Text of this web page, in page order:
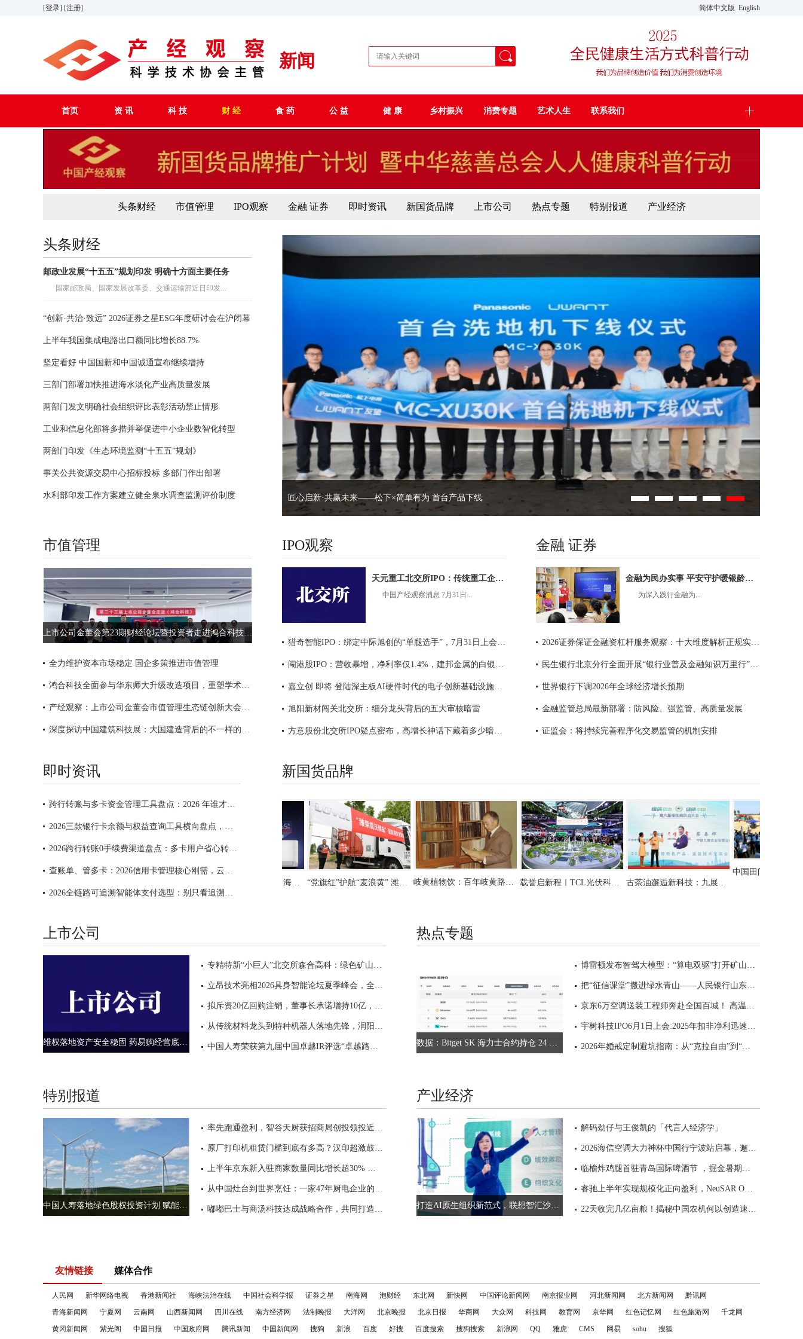
[登录] [注册] 简体中文版 English
新闻
首页 资 讯 科 技 财 经 食 药 公 益 健 康 乡村振兴 消费专题 艺术人生 联系我们
头条财经 市值管理 IPO观察 金融 证券 即时资讯 新国货品牌 上市公司 热点专题 特别报道 产业经济
头条财经
邮政业发展“十五五”规划印发 明确十方面主要任务
国家邮政局、国家发展改革委、交通运输部近日印发...
“创新·共治·致远” 2026证券之星ESG年度研讨会在沪闭幕
上半年我国集成电路出口额同比增长88.7%
坚定看好 中国国新和中国诚通宣布继续增持
三部门部署加快推进海水淡化产业高质量发展
两部门发文明确社会组织评比表彰活动禁止情形
工业和信息化部将多措并举促进中小企业数智化转型
两部门印发《生态环境监测“十五五”规划》
事关公共资源交易中心招标投标 多部门作出部署
水利部印发工作方案建立健全泉水调查监测评价制度 匠心启新·共赢未来——松下×简单有为 首台产品下线
市值管理
上市公司金董会第23期财经论坛暨投资者走进鸿合科技活动成功举办
全力维护资本市场稳定 国企多策推进市值管理
鸿合科技全面参与华东师大升级改造项目，重塑学术交流新标杆
产经观察：上市公司金董会市值管理生态链创新大会成功举办
深度探访中国建筑科技展：大国建造背后的不一样的中国建筑
IPO观察
天元重工北交所IPO：传统重工企业闯关的五大隐形风险
中国产经观察消息 7月31日...
猎奇智能IPO：绑定中际旭创的“单腿选手”，7月31日上会能否过关？
闯港股IPO：营收暴增，净利率仅1.4%，建邦金属的白银搬运生意！
嘉立创 即将 登陆深主板AI硬件时代的电子创新基础设施龙头启新程
旭阳新材闯关北交所：细分龙头背后的五大审核暗雷
方意股份北交所IPO疑点密布，高增长神话下藏着多少暗雷？
金融 证券
金融为民办实事 平安守护暖银龄——平安银行广州分行开展7·8全国保险公众宣传日系列活动
为深入践行金融为...
2026证券保证金融资杠杆服务观察：十大维度解析正规实盘体系
民生银行北京分行全面开展“银行业普及金融知识万里行”暨“防范非法金融活动宣传月”主题活动
世界银行下调2026年全球经济增长预期
金融监管总局最新部署：防风险、强监管、高质量发展
证监会：将持续完善程序化交易监管的机制安排
即时资讯
跨行转账与多卡资金管理工具盘点：2026 年谁才是资金调度的省心之选
2026三款银行卡余额与权益查询工具横向盘点，谁才是更具实力的选择？
2026跨行转账0手续费渠道盘点：多卡用户省心转账工具推荐
查账单、管多卡：2026信用卡管理核心刚需，云闪付一站式轻松搞定
2026全链路可追溯智能体支付选型：别只看追溯，这5个维度同样是关键
新国货品牌
“双十一”装修季必备！海信新风空调开启“烘房除醛新时代”！ “党旗红”护航“麦浪黄” 潍柴雷沃党员先锋队再踏丰收征程 岐黄植物饮：百年岐黄路，一脉养生情，匠心积淀的健康珍品 载誉启新程｜TCL光伏科技SNEC 2025圆满收官，感恩同行 古茶油邂逅新科技：九展茶油巧克力撬动全球健康赛道
“双十一”装修季必备！海信新风空调开启“烘房除醛新时代”！ 岐黄植物饮：百年岐黄路，一脉养生情，匠心积淀的健康珍品 载誉启新程｜TCL光伏科技SNEC 2025圆满收官，感恩同行 古茶油邂逅新科技：九展茶油巧克力撬动全球健康赛道
上市公司
专精特新“小巨人”北交所森合高科：绿色矿山赛道上的隐形冠军
立昂技术亮相2026具身智能论坛夏季峰会，全栈算力赋能产业落地
拟斥资20亿回购注销，董事长承诺增持10亿，兆易创新信心彰显
从传统材料龙头到特种机器人落地先锋，润阳科技迎来估值重构
中国人寿荣获第九届中国卓越IR评选“卓越路演中国奖十强”
热点专题
博雷顿发布智驾大模型：“算电双驱”打开矿山AI智能体新空间
把“征信课堂”搬进绿水青山——人民银行山东省分行创新开展 “6.14信用记录关爱日”专题宣传活动
京东6万空调送装工程师奔赴全国百城！ 高温逆行勇士已在路上
宇树科技IPO6月1日上会:2025年扣非净利迅速增长，人形机器人出货量全球第一
2026年婚戒定制避坑指南：从“克拉自由”到“情感传承”的理性选择
特别报道
中国人寿落地绿色股权投资计划 赋能内蒙古新能源产业高质量发展
率先跑通盈利，智谷天厨获招商局创投领投近亿元融资
原厂打印机租赁门槛到底有多高？汉印超激鼓凭什么能做好租赁服务
上半年京东新入驻商家数量同比增长超30% 艾泰克登顶“外设办公新锐榜”TOP1
从中国灶台到世界烹饪：一家47年厨电企业的全球化样本
嘟嘟巴士与商汤科技达成战略合作，共同打造“AI+大出行”行业新标杆
产业经济
打造AI原生组织新范式，联想智汇沙龙解码超级智能体的跃迁之路
解码劲仔与王俊凯的「代言人经济学」
2026海信空调大力神杯中国行宁波站启幕，邂逅新风科技解锁甬城全户型舒适“好空气”
临榆炸鸡腿首驻青岛国际啤酒节 ，掘金暑期夜经济黄金赛道
睿驰上半年实现规模化正向盈利，NeuSAR OS构筑智能汽车软件增长新引擎
22天收完几亿亩粮！揭秘中国农机何以创造速度奇迹
友情链接 媒体合作
人民网 新华网络电视 香港新闻社 海峡法治在线 中国社会科学报 证券之星 南海网 泡财经 东北网 新快网 中国评论新闻网 南京报业网 河北新闻网 北方新闻网
黔讯网
青海新闻网
宁夏网 云南网 山西新闻网 四川在线 南方经济网 法制晚报 大洋网 北京晚报 北京日报 华商网 大众网 科技网 教育网 京华网 红色记忆网 红色旅游网
千龙网
黄冈新闻网
紫光阁 中国日报 中国政府网 腾讯新闻 中国新闻网 搜狗 新浪 百度 好搜 百度搜索 搜狗搜索 新浪网 QQ 雅虎 CMS 网易 sohu 搜狐